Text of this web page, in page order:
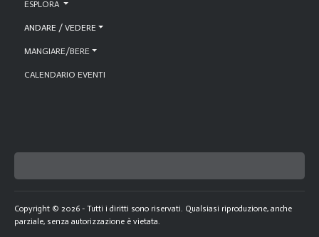
Copyright © 2026 - Tutti i diritti sono riservati. Qualsiasi riproduzione, anche
parziale, senza autorizzazione è vietata.
ESPLORA
ANDARE / VEDERE
MANGIARE/BERE
CALENDARIO EVENTI